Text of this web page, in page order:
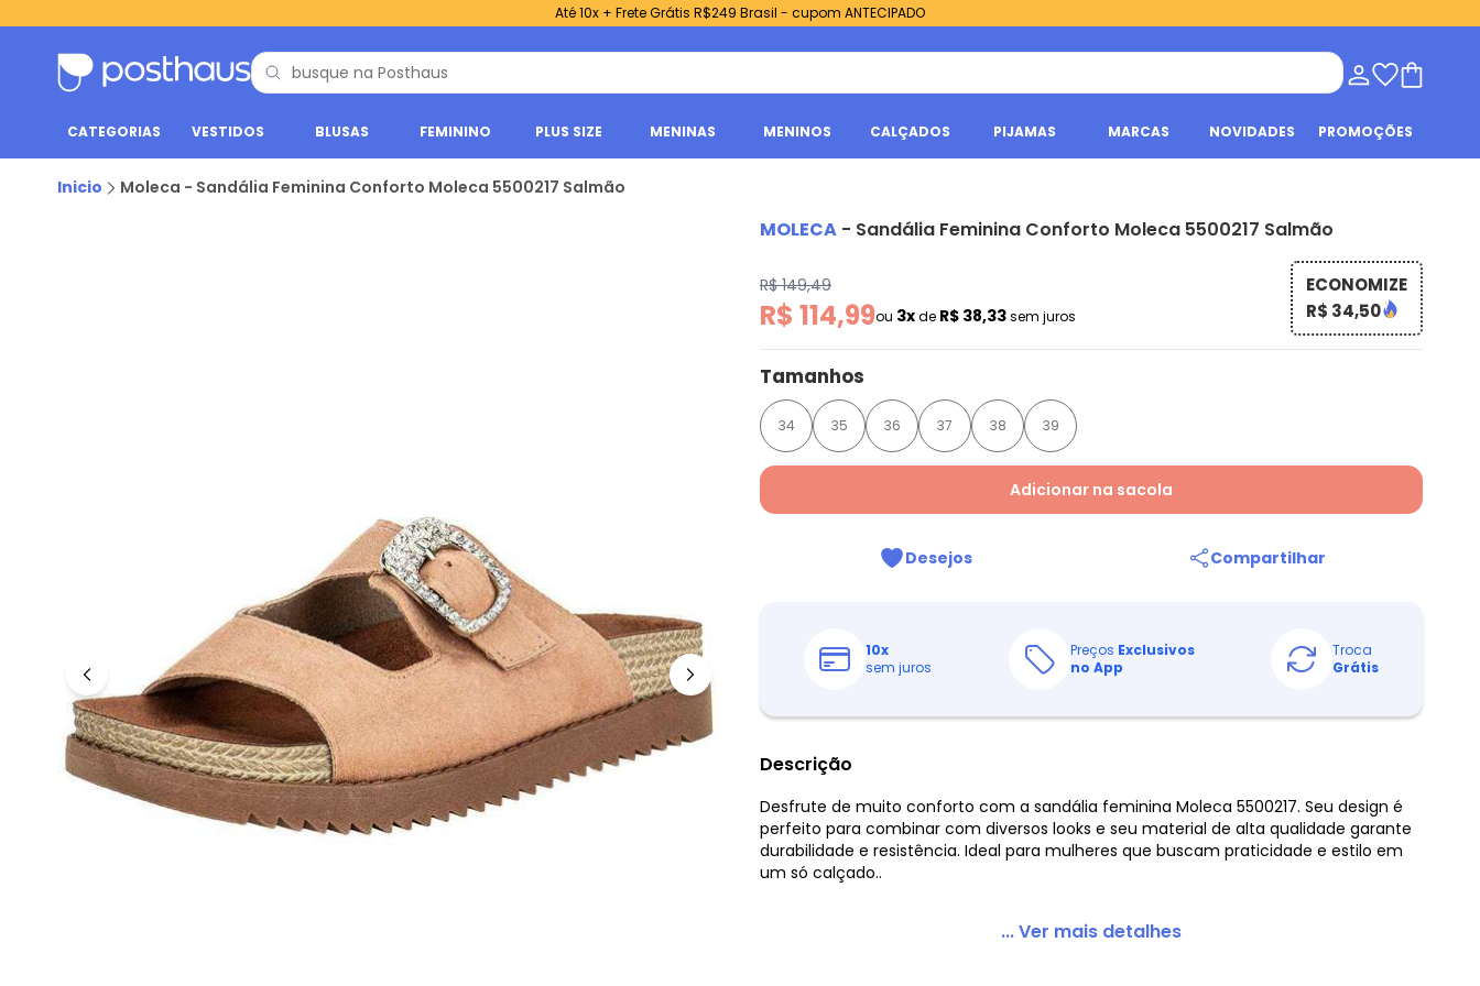
Até 10x + Frete Grátis R$249 Brasil - cupom ANTECIPADO
CATEGORIAS VESTIDOS BLUSAS FEMININO PLUS SIZE MENINAS MENINOS CALÇADOS PIJAMAS MARCAS NOVIDADES PROMOÇÕES
Inicio Moleca - Sandália Feminina Conforto Moleca 5500217 Salmão
MOLECA - Sandália Feminina Conforto Moleca 5500217 Salmão
R$ 149,49
R$ 114,99ou 3xde R$ 38,33sem juros
ECONOMIZE
R$ 34,50
Tamanhos
34 35 36 37 38 39
Adicionar na sacola
Desejos Compartilhar
10x
sem juros
Preços Exclusivos
no App
Troca
Grátis
Descrição
Desfrute de muito conforto com a sandália feminina Moleca 5500217. Seu design é
perfeito para combinar com diversos looks e seu material de alta qualidade garante
durabilidade e resistência. Ideal para mulheres que buscam praticidade e estilo em
um só calçado..
... Ver mais detalhes